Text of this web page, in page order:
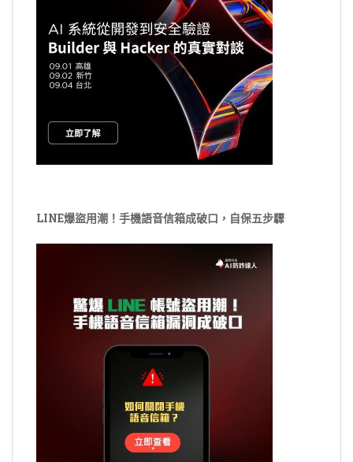
LINE爆盜用潮！手機語音信箱成破口，自保五步驟